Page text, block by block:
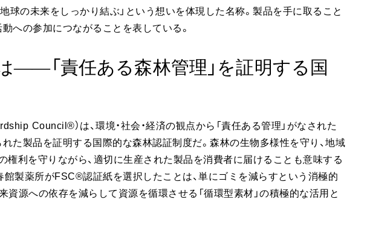
地球の未来をしっかり結ぶ」という想いを体現した名称。製品を手に取ること
への参加につながることを表している。
——「責任ある森林管理」を証明する国
Council®）は、環境・社会・経済の観点から「責任ある管理」がなされた
た製品を証明する国際的な森林認証制度だ。森林の生物多様性を守り、地域
権利を守りながら、適切に生産された製品を消費者に届けることも意味する
館製薬所がFSC®認証紙を選択したことは、単にゴミを減らすという消極的
資源への依存を減らして資源を循環させる「循環型素材」の積極的な活用と